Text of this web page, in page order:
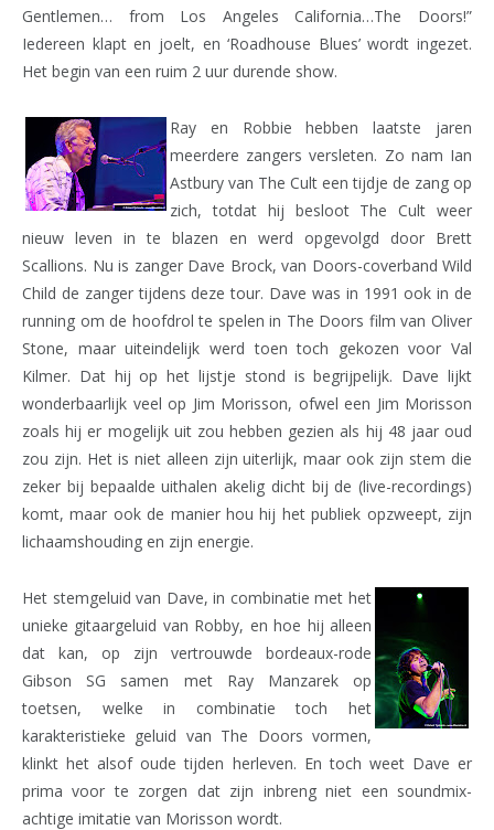
Gentlemen… from Los Angeles California…The Doors!”
Iedereen klapt en joelt, en ‘Roadhouse Blues’ wordt ingezet.
Het begin van een ruim 2 uur durende show.
Ray en Robbie hebben laatste jaren
meerdere zangers versleten. Zo nam Ian
Astbury van The Cult een tijdje de zang op
zich, totdat hij besloot The Cult weer
nieuw leven in te blazen en werd opgevolgd door Brett
Scallions. Nu is zanger Dave Brock, van Doors-coverband Wild
Child de zanger tijdens deze tour. Dave was in 1991 ook in de
running om de hoofdrol te spelen in The Doors film van Oliver
Stone, maar uiteindelijk werd toen toch gekozen voor Val
Kilmer. Dat hij op het lijstje stond is begrijpelijk. Dave lijkt
wonderbaarlijk veel op Jim Morisson, ofwel een Jim Morisson
zoals hij er mogelijk uit zou hebben gezien als hij 48 jaar oud
zou zijn. Het is niet alleen zijn uiterlijk, maar ook zijn stem die
zeker bij bepaalde uithalen akelig dicht bij de (live-recordings)
komt, maar ook de manier hou hij het publiek opzweept, zijn
lichaamshouding en zijn energie.
Het stemgeluid van Dave, in combinatie met het
unieke gitaargeluid van Robby, en hoe hij alleen
dat kan, op zijn vertrouwde bordeaux-rode
Gibson SG samen met Ray Manzarek op
toetsen, welke in combinatie toch het
karakteristieke geluid van The Doors vormen,
klinkt het alsof oude tijden herleven. En toch weet Dave er
prima voor te zorgen dat zijn inbreng niet een soundmix-
achtige imitatie van Morisson wordt.